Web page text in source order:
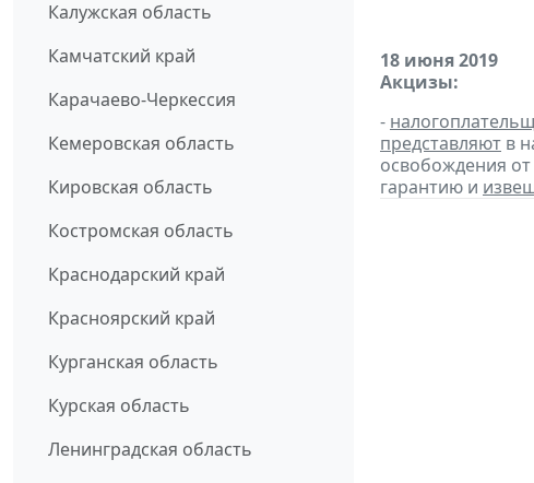
Калужская область
Камчатский край
Карачаево-Черкессия
Кемеровская область
Кировская область
Костромская область
Краснодарский край
Красноярский край
Курганская область
Курская область
Ленинградская область
18 июня 2019
Акцизы:
-
представляют в
освобождения
гарантию и